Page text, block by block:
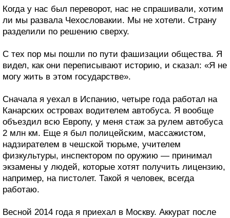
Когда у нас был переворот, нас не спрашивали, хотим
ли мы развала Чехословакии. Мы не хотели. Страну
разделили по решению сверху.
С тех пор мы пошли по пути фашизации общества. Я
видел, как они переписывают историю, и сказал: «Я не
могу жить в этом государстве».
Сначала я уехал в Испанию, четыре года работал на
Канарских островах водителем автобуса. Я вообще
объездил всю Европу, у меня стаж за рулем автобуса
2 млн км. Еще я был полицейским, массажистом,
надзирателем в чешской тюрьме, учителем
физкультуры, инспектором по оружию — принимал
экзамены у людей, которые хотят получить лицензию,
например, на пистолет. Такой я человек, всегда
работаю.
Весной 2014 года я приехал в Москву. Аккурат после